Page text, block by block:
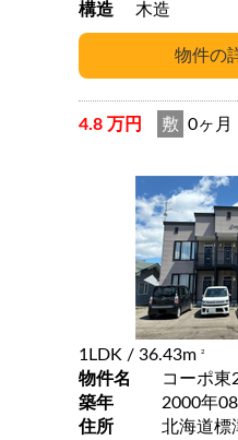
構造
木造
4.8 万円 敷 0ヶ月
1LDK / 36.43m 2
物件名
コーポ東
築年
2000年08
住所
北海道標